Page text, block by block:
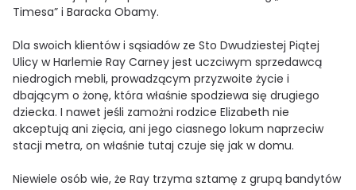
Timesa” i Baracka Obamy.
Dla swoich klientów i sąsiadów ze Sto Dwudziestej Piątej
Ulicy w Harlemie Ray Carney jest uczciwym sprzedawcą
niedrogich mebli, prowadzącym przyzwoite życie i
dbającym o żonę, która właśnie spodziewa się drugiego
dziecka. I nawet jeśli zamożni rodzice Elizabeth nie
akceptują ani zięcia, ani jego ciasnego lokum naprzeciw
stacji metra, on właśnie tutaj czuje się jak w domu.
Niewiele osób wie, że Ray trzyma sztamę z grupą bandytów